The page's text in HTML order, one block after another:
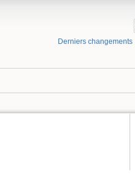
Derniers changements